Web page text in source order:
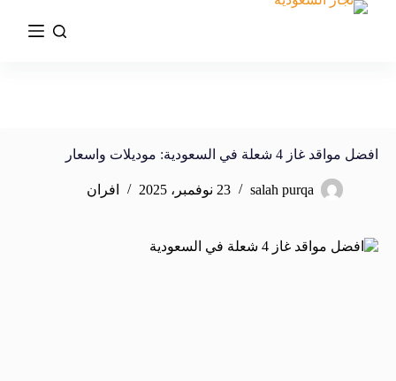
افضل مواقد غاز 4 شعلة في السعودية: موديلات واسعار
salah purqa 23 نوفمبر، 2025 افران